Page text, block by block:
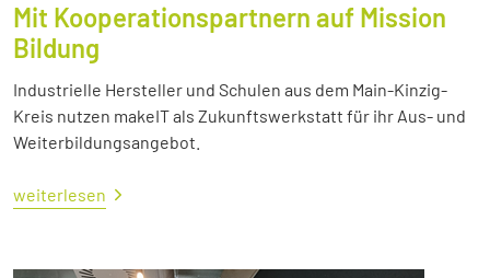
Mit Kooperationspartnern auf Mission
Bildung
Industrielle Hersteller und Schulen aus dem Main-Kinzig-
Kreis nutzen makeIT als Zukunftswerkstatt für ihr Aus- und
Weiterbildungsangebot.
weiterlesen